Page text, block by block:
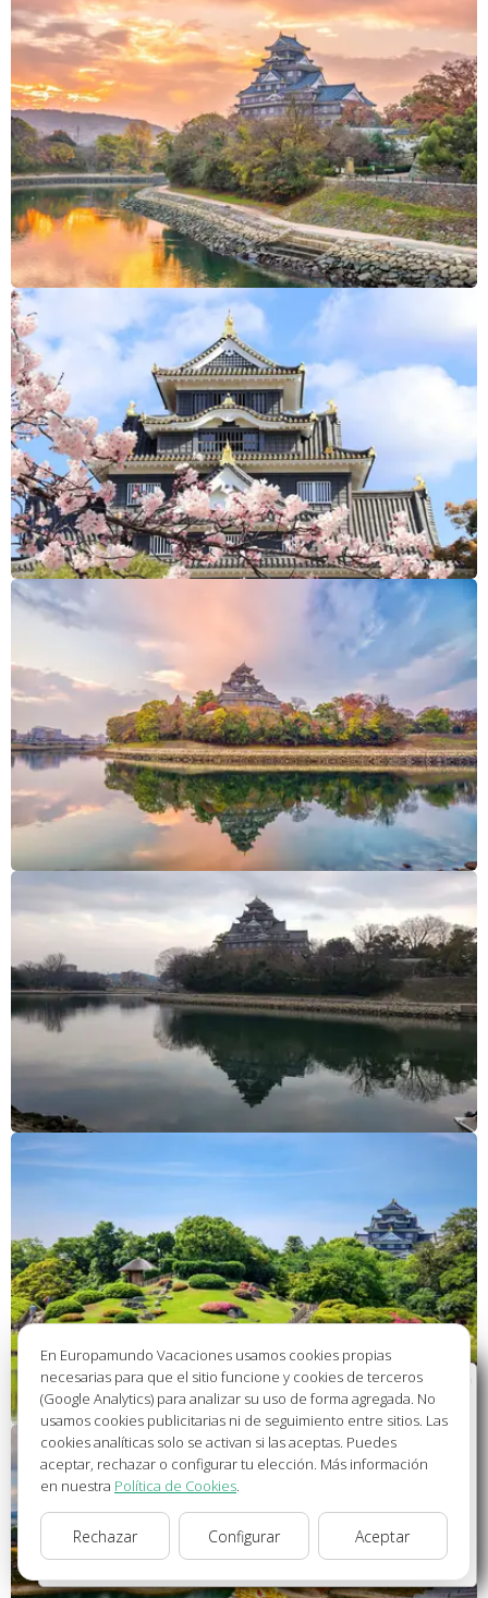
Bienvenido a Europamundo Vacaciones, está usted
en el sitio internacional de:
Wellcome to Europamundo Vacations, your in the
international site of:
España
cambiar/change
En Europamundo Vacaciones usamos cookies propias
necesarias para que el sitio funcione y cookies de terceros
(Google Analytics) para analizar su uso de forma agregada. No
usamos cookies publicitarias ni de seguimiento entre sitios. Las
cookies analíticas solo se activan si las aceptas. Puedes
aceptar, rechazar o configurar tu elección. Más información
en nuestra Política de Cookies.
Rechazar Configurar Aceptar